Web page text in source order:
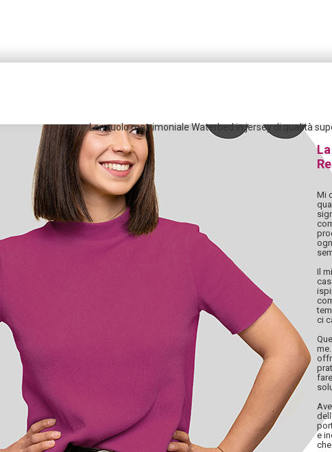
Lenzuolo matrimoniale Waterbed in jersey di qualità
Mi
Il
ci
e